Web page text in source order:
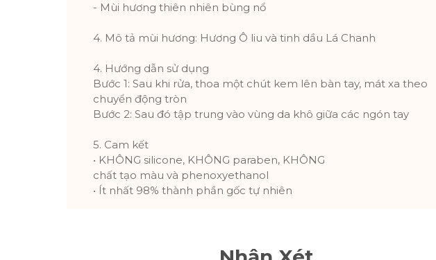
- Mùi hương thiên nhiên bùng nổ
4. Mô tả mùi hương: Hương Ô liu và tinh dầu Lá Chanh
4. Hướng dẫn sử dụng
Bước 1: Sau khi rửa, thoa một chút kem lên bàn tay, mát xa theo
chuyển động tròn
Bước 2: Sau đó tập trung vào vùng da khô giữa các ngón tay
5. Cam kết
• KHÔNG silicone, KHÔNG paraben, KHÔNG
chất tạo màu và phenoxyethanol
• Ít nhất 98% thành phần gốc tự nhiên